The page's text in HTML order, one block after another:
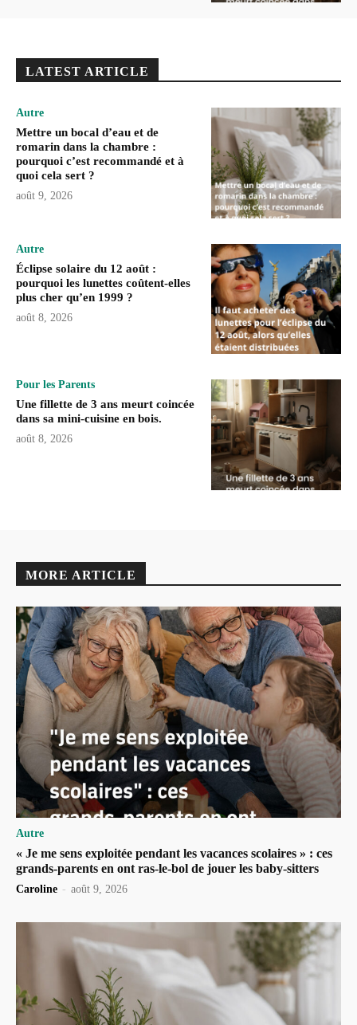
LATEST ARTICLE
Autre
Mettre un bocal d’eau et de
romarin dans la chambre :
pourquoi c’est recommandé et à
quoi cela sert ?
août 9, 2026
Autre
Éclipse solaire du 12 août :
pourquoi les lunettes coûtent-elles
plus cher qu’en 1999 ?
août 8, 2026
Pour les Parents
Une fillette de 3 ans meurt coincée
dans sa mini-cuisine en bois.
août 8, 2026
MORE ARTICLE
Autre
« Je me sens exploitée pendant les vacances scolaires » : ces
grands-parents en ont ras-le-bol de jouer les baby-sitters
Caroline - août 9, 2026